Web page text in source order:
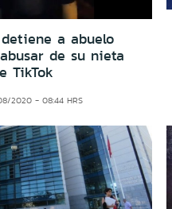
detiene a abuelo
de su nieta
TikTok
2020 - 08:44 HRS